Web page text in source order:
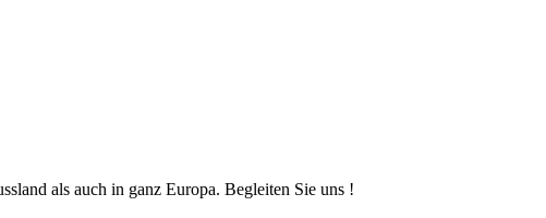
als auch in ganz Europa. Begleiten Sie uns !